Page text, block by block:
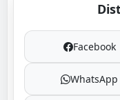
Facebook
WhatsApp